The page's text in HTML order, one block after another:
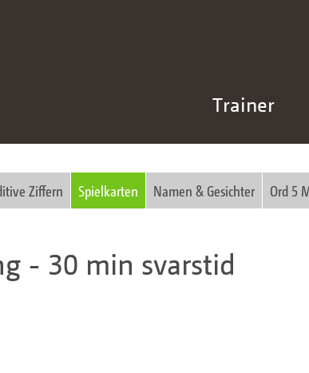
Trainer
Ziffern Spielkarten Namen & Gesichter Ord 5
- 30 min svarstid